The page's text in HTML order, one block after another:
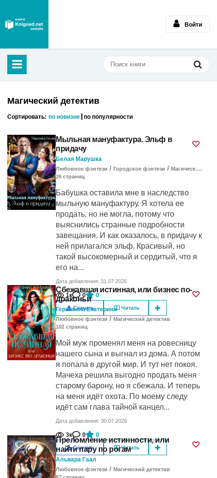
Войти
Магический детектив
Сортировать: по новизне по популярности
Мыльная мануфактура. Эльф в
придачу
Белая Марушка
Любовное фэнтези / Городское фэнтези / Магический детектив
26 cтраниц
Бабушка оставила мне в наследство
мыльную мануфактуру. Я хотела ее
продать, но не могла, потому что
выяснились странные подробности
завещания. И как оказалось, в придачу к
ней прилагался эльф. Красивый, но
такой высокомерный и сердитый, что я
его на...
Дата добавления: 31.07.2026
1к 0 0
Скачать Читать
Сбежавшая истинная, или бизнес по-
драконьи
Гераскина Екатерина
Любовное фэнтези / Магический детектив
102 cтраниц
Мой муж променял меня на ровесницу
нашего сына и выгнал из дома. А потом
я попала в другой мир. И тут нет покоя.
Мачеха решила выгодно продать меня
старому барону, но я сбежала. И теперь
на меня идёт охота. По моему следу
идёт сам глава тайной канцел...
Дата добавления: 30.07.2026
3к 0 0
Скачать Читать
Преломление истинности, или
найти пару по рогам
Альвара Гаал
Любовное фэнтези / Магический детектив